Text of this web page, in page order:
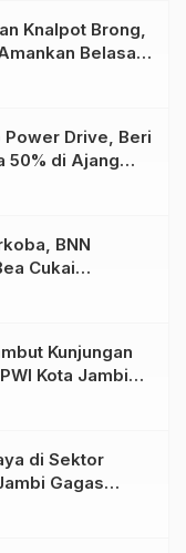
Knalpot Brong,
Belasan
Power Drive, Beri
50% di Ajang
BNN
Cukai
beserta
Kunjungan
Kota Jambi
di Sektor
Gagas
Print